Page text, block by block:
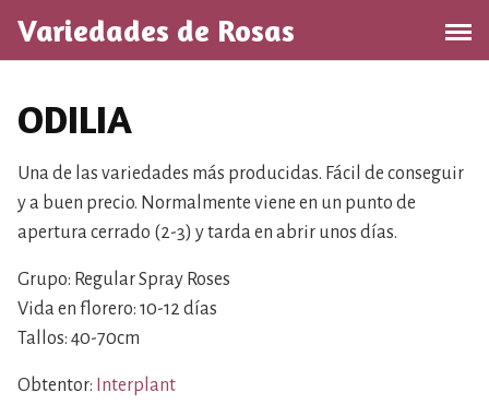
l
Variedades de Rosas
ODILIA
Una de las variedades más producidas. Fácil de conseguir
y a buen precio. Normalmente viene en un punto de
apertura cerrado (2-3) y tarda en abrir unos días.
Grupo: Regular Spray Roses
Vida en florero: 10-12 días
Tallos: 40-70cm
Obtentor: Interplant